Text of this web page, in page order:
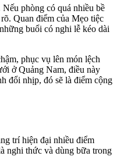
phòng có quá nhiều bề
Quan điểm của Mẹo tiệc
buổi có nghi lễ kéo dài
phục vụ lên món lệch
ở Quảng Nam, điều này
đổi nhịp, đó sẽ là điểm cộng
trí hiện đại nhiều điểm
nghi thức và dùng bữa trong